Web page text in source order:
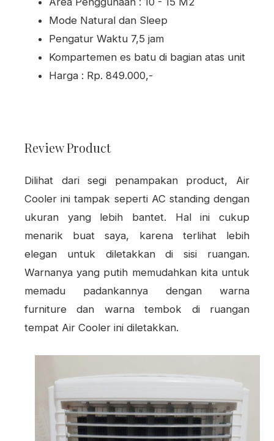
Mode Natural dan Sleep
Pengatur Waktu 7,5 jam
Kompartemen es batu di bagian atas unit
Harga : Rp. 849.000,-
Review Product
Dilihat dari segi penampakan product, Air
Cooler ini tampak seperti AC standing dengan
ukuran yang lebih bantet. Hal ini cukup
menarik buat saya, karena terlihat lebih
elegan untuk diletakkan di sisi ruangan.
Warnanya yang putih memudahkan kita untuk
memadu padankannya dengan warna
furniture dan warna tembok di ruangan
tempat Air Cooler ini diletakkan.